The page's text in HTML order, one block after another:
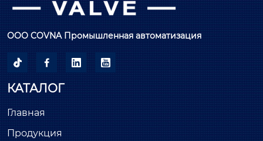
ООО COVNA Промышленная автоматизация
   
КАТАЛОГ
Главная
Продукция